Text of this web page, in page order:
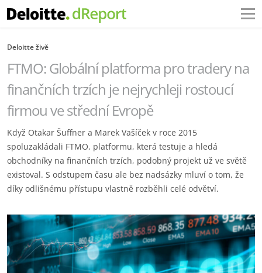
Deloitte živě
FTMO: Globální platforma pro tradery na
finančních trzích je nejrychleji rostoucí
firmou ve střední Evropě
Když Otakar Šuffner a Marek Vašíček v roce 2015
spoluzakládali FTMO, platformu, která testuje a hledá
obchodníky na finančních trzích, podobný projekt už ve světě
existoval. S odstupem času ale bez nadsázky mluví o tom, že
díky odlišnému přístupu vlastně rozběhli celé odvětví.